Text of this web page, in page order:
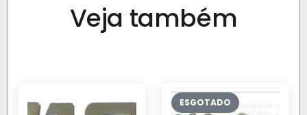
Veja também